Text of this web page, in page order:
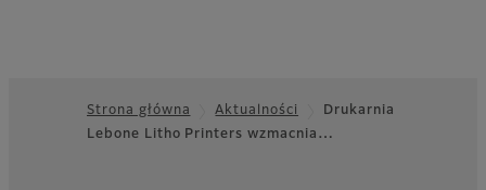
Footer
Strona główna Aktualności
Drukarnia
Lebone Litho Printers wzmacnia…